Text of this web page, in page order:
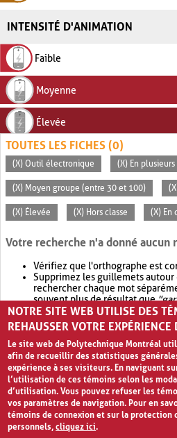
INTENSITÉ D'ANIMATION
Faible
Moyenne
Élevée
TOUTES LES FICHES (0)
(X) Outil électronique (X) En plusieurs
(X) Moyen groupe (entre 30 et 100)
(X) Élevée (X) Hors classe (X) En
Votre recherche n'a donné aucun
Vérifiez que l'orthographe est
Supprimez les guillemets autour
rechercher chaque mot
souvent plus de résultat que
Envisagez d'élargir votre
retournera souvent plus de
NOTRE SITE WEB UTILISE DES
REHAUSSER VOTRE
Le site web de Polytechnique Montréal
afin de recueillir des statistiques
expérience à ses visiteurs. En naviguant
l’utilisation de ces témoins selon les
d’utilisation. Vous pouvez refuser les
vos paramètres de navigation. Pour en
témoins de connexion et sur la protection
personnels,cliquez ici.